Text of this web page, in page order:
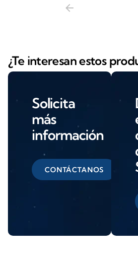
arrow_back
¿Te interesan estos
Solicita
más
información
CONTÁCTANOS